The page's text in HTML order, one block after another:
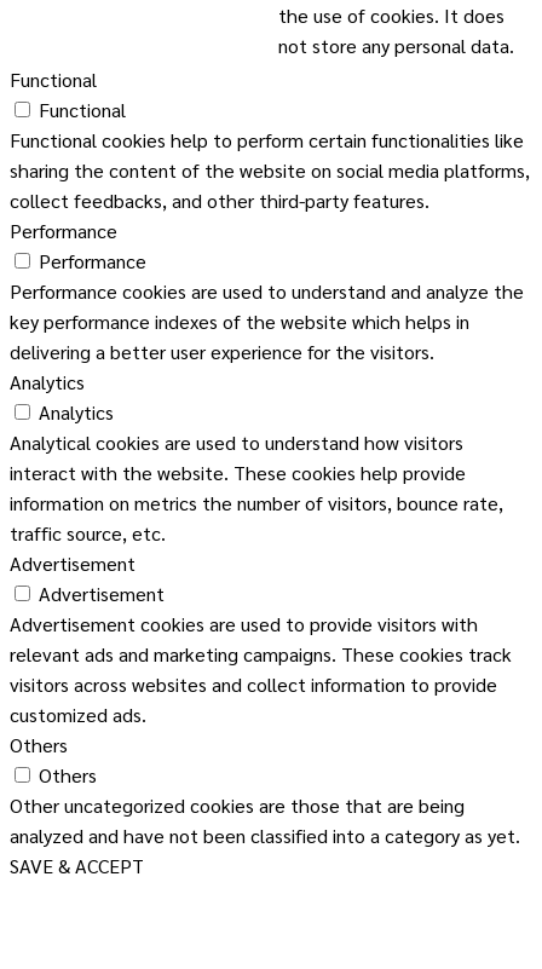
the use of cookies. It does
not store any personal data.
Functional
Functional
Functional cookies help to perform certain functionalities like
sharing the content of the website on social media platforms,
collect feedbacks, and other third-party features.
Performance
Performance
Performance cookies are used to understand and analyze the
key performance indexes of the website which helps in
delivering a better user experience for the visitors.
Analytics
Analytics
Analytical cookies are used to understand how visitors
interact with the website. These cookies help provide
information on metrics the number of visitors, bounce rate,
traffic source, etc.
Advertisement
Advertisement
Advertisement cookies are used to provide visitors with
relevant ads and marketing campaigns. These cookies track
visitors across websites and collect information to provide
customized ads.
Others
Others
Other uncategorized cookies are those that are being
analyzed and have not been classified into a category as yet.
SAVE & ACCEPT